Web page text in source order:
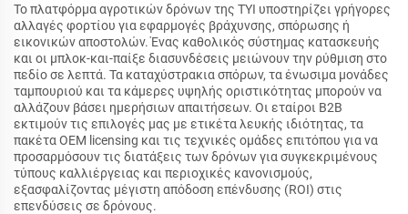
Το πλατφόρμα αγροτικών δρόνων της TYI υποστηρίζει γρήγορες
αλλαγές φορτίου για εφαρμογές βράχυνσης, σπόρωσης ή
εικονικών αποστολών. Ένας καθολικός σύστημας κατασκευής
και οι μπλοκ-και-παίξε διασυνδέσεις μειώνουν την ρύθμιση στο
πεδίο σε λεπτά. Τα καταχύστρακια σπόρων, τα ένωσιμα μονάδες
ταμπουριού και τα κάμερες υψηλής οριστικότητας μπορούν να
αλλάζουν βάσει ημερήσιων απαιτήσεων. Οι εταίροι B2B
εκτιμούν τις επιλογές μας με ετικέτα λευκής ιδιότητας, τα
πακέτα OEM licensing και τις τεχνικές ομάδες επιτόπου για να
προσαρμόσουν τις διατάξεις των δρόνων για συγκεκριμένους
τύπους καλλιέργειας και περιοχικές κανονισμούς,
εξασφαλίζοντας μέγιστη απόδοση επένδυσης (ROI) στις
επενδύσεις σε δρόνους.